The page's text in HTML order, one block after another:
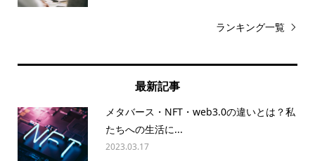
ランキング一覧
最新記事
メタバース・NFT・web3.0の違いとは？私
たちへの生活に...
2023.03.17